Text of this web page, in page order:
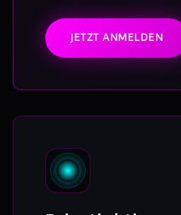
JETZT ANMELDEN